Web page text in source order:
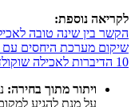
לקריאה נוספת:
הקשר בין שינה טובה
שיקום מערכת היחסים עם
10 הדיברות לאכילה שוקולד בדיאטה
ויתור מתוך בחירה:
על מנת להגיע